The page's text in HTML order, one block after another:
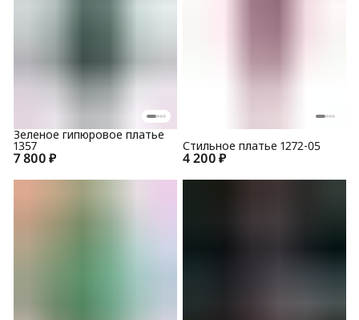
7 800 ₽
Зеленое гипюровое платье
1357
4 200 ₽
Стильное платье 1272-05